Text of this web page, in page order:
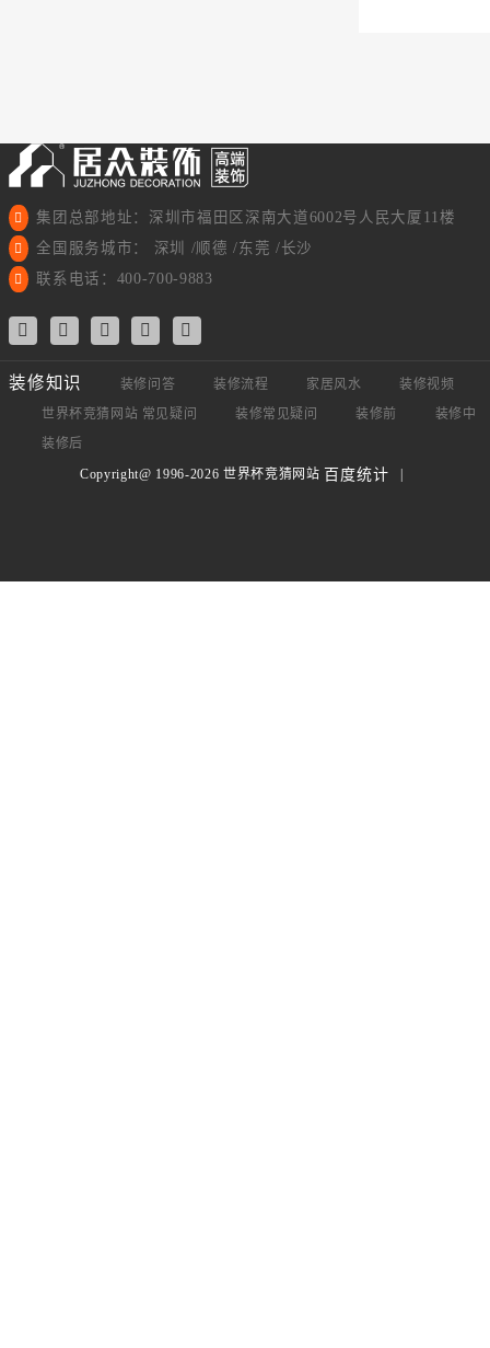
集团总部地址：深圳市福田区深南大道6002号人民大厦11楼
全国服务城市： 深圳 /顺德 /东莞 /长沙
联系电话：400-700-9883
装修知识 装修问答 装修流程 家居风水
装修视频
世界杯竞猜网站 常见疑问
装修常见疑问 装修前
装修中
装修后
Copyright@ 1996-2026 世界杯竞猜网站 百度统计